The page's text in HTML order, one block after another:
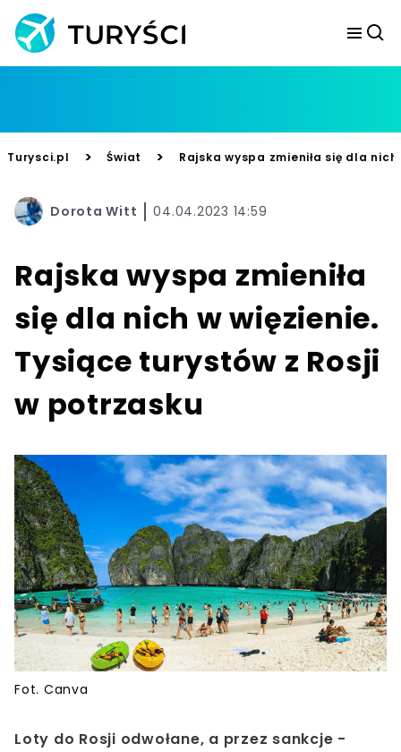
Turysci.pl > Świat > Rajska wyspa zmieniła się dla
Dorota Witt 04.04.2023 14:59
Rajska wyspa zmieniła
się dla nich w więzienie.
Tysiące turystów z Rosji
w potrzasku
Fot. Canva
Loty do Rosji odwołane, a przez sankcje -